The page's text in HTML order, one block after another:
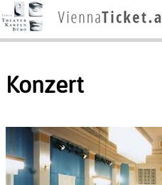
Konzert